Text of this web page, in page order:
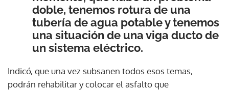
doble, tenemos rotura de una
tubería de agua potable y tenemos
una situación de una viga ducto de
un sistema eléctrico.
Indicó, que una vez subsanen todos esos temas,
podrán rehabilitar y colocar el asfalto que